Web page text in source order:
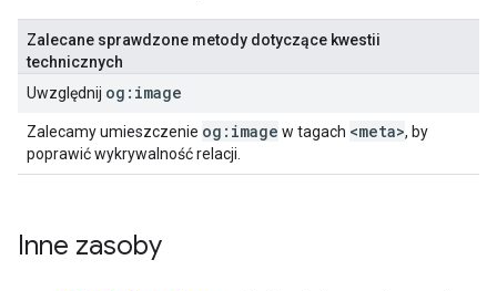
Zalecane sprawdzone metody dotyczące kwestii
technicznych
Uwzględnij og:image
Zalecamy umieszczenie og:image w tagach <meta>, by
poprawić wykrywalność relacji.
Inne zasoby